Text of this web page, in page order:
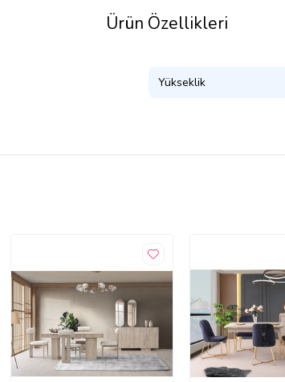
Ürün Özellikleri
Yükseklik